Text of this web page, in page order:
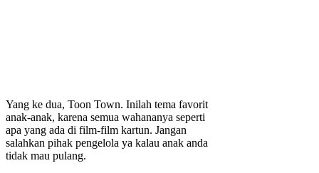
Yang ke dua, Toon Town. Inilah tema favorit
anak-anak, karena semua wahananya seperti
apa yang ada di film-film kartun. Jangan
salahkan pihak pengelola ya kalau anak anda
tidak mau pulang.